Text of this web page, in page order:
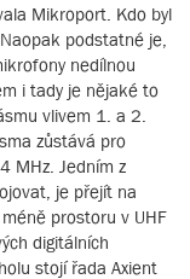
Mikroport. Kdo byl
podstatné je,
nedílnou
i tady je nějaké to
vlivem 1. a 2.
zůstává pro
MHz. Jedním z
je přejít na
prostoru v UHF
digitálních
stojí řada Axient